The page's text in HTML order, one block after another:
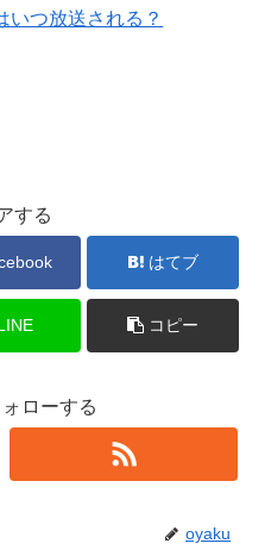
いつ放送される？
する
はてブ
コピー
ローする
oyaku